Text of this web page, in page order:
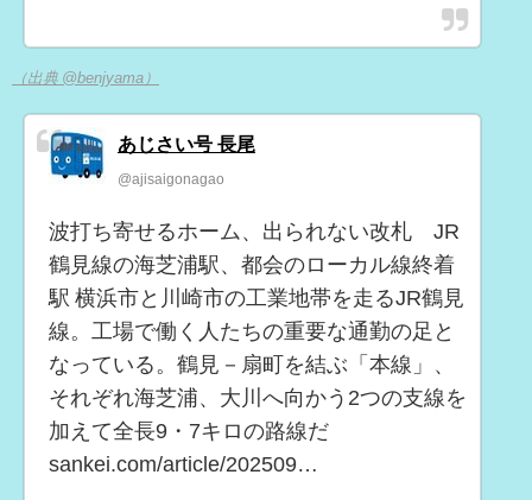
（出典 @benjyama）
あじさい号 長尾
@ajisaigonagao
波打ち寄せるホーム、出られない改札 JR
鶴見線の海芝浦駅、都会のローカル線終着
駅 横浜市と川崎市の工業地帯を走るJR鶴見
線。工場で働く人たちの重要な通勤の足と
なっている。鶴見－扇町を結ぶ「本線」、
それぞれ海芝浦、大川へ向かう2つの支線を
加えて全長9・7キロの路線だ
sankei.com/article/202509…